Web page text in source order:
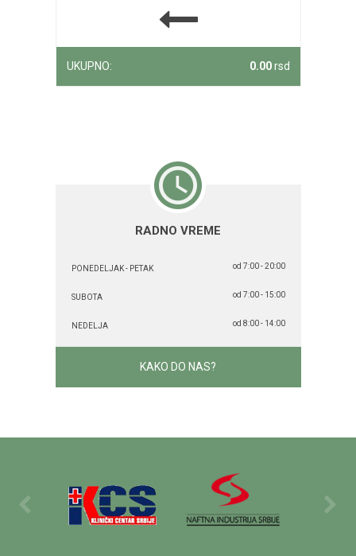
UKUPNO: 0.00rsd
RADNO VREME
PONEDELJAK - PETAK od 7:00 - 20:00
SUBOTA od 7:00 - 15:00
NEDELJA od 8:00 - 14:00
KAKO DO NAS?